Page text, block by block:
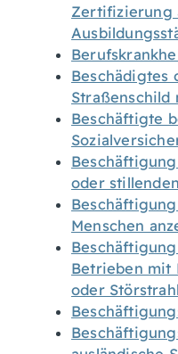
Zertifizierung
Beschädigtes
Straßenschild
Beschäftigte
oder
Menschen
Betrieben mit
oder